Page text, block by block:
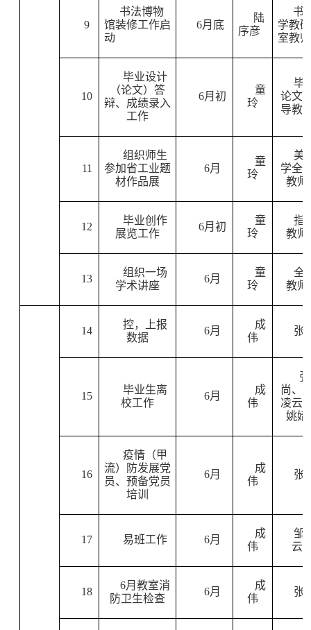
9
书法博物
馆装修工作启
动
6月底
陆
序彦
书
学教研
室教师
10
毕业设计
（论文）答
辩、成绩录入
工作
6月初
童
玲
毕
论文
导教
11
组织师生
参加省工业题
材作品展
6月
童
玲
美
学全
教师
12
毕业创作
展览工作
6月初
童
玲
指
教师
13
组织一场
学术讲座
6月
童
玲
全
教师
14
控，上报
数据
6月
成
伟
张
15
毕业生离
校工作
6月
成
伟
张
尚、
凌云
姚婧
16
疫情（甲
流）防发展党
员、预备党员
培训
6月
成
伟
张
17 易班工作 6月
成
伟
邹
云
18
6月教室消
防卫生检查
6月
成
伟
张